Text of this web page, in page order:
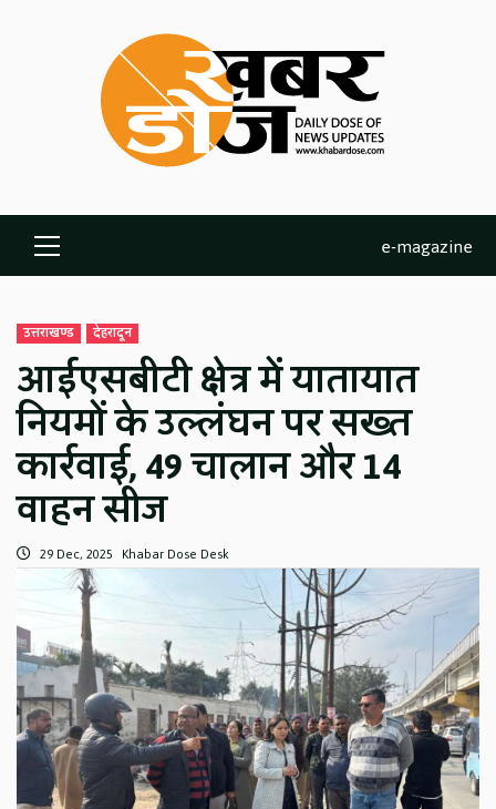
Primary
Menu
e-magazine
उत्तराखण्ड देहरादून
आईएसबीटी क्षेत्र में यातायात
नियमों के उल्लंघन पर सख्त
कार्रवाई, 49 चालान और 14
वाहन सीज
29 Dec, 2025 Khabar Dose Desk